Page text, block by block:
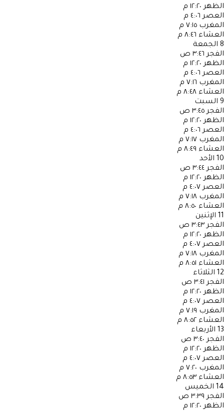
الظهر ١٢:٢٠ م
العصر ٤:٠٦ م
المغرب ٧:١٥ م
العشاء ٨:٤٦ م
8 الجمعة
الفجر ٣:٤٦ ص
الظهر ١٢:٢٠ م
العصر ٤:٠٦ م
المغرب ٧:١٦ م
العشاء ٨:٤٨ م
9 السبت
الفجر ٣:٤٥ ص
الظهر ١٢:٢٠ م
العصر ٤:٠٦ م
المغرب ٧:١٧ م
العشاء ٨:٤٩ م
10 الأحد
الفجر ٣:٤٤ ص
الظهر ١٢:٢٠ م
العصر ٤:٠٧ م
المغرب ٧:١٨ م
العشاء ٨:٥٠ م
11 الإثنين
الفجر ٣:٤٣ ص
الظهر ١٢:٢٠ م
العصر ٤:٠٧ م
المغرب ٧:١٨ م
العشاء ٨:٥١ م
12 الثلاثاء
الفجر ٣:٤١ ص
الظهر ١٢:٢٠ م
العصر ٤:٠٧ م
المغرب ٧:١٩ م
العشاء ٨:٥٢ م
13 الأربعاء
الفجر ٣:٤٠ ص
الظهر ١٢:٢٠ م
العصر ٤:٠٧ م
المغرب ٧:٢٠ م
العشاء ٨:٥٣ م
14 الخميس
الفجر ٣:٣٩ ص
الظهر ١٢:٢٠ م